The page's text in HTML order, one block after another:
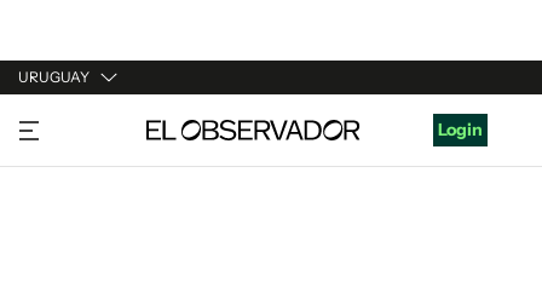
URUGUAY
URUGUAY
ARGENTINA
Login